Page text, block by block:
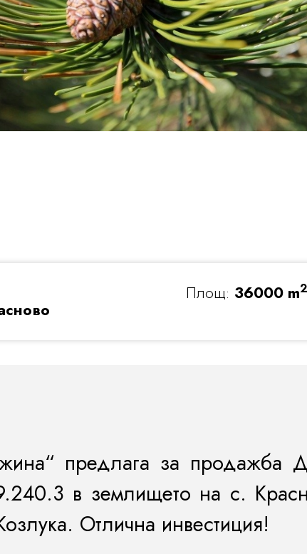
Площ: 36000 m2
предлага за продажба
в землището на с.
Отлична инвестиция!